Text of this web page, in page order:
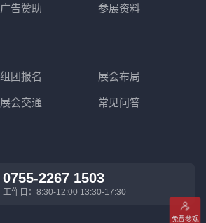
广告赞助 参展资料
组团报名 展会布局
展会交通 常见问答
0755-2267 1503
工作日：8:30-12:00 13:30-17:30
免费参观